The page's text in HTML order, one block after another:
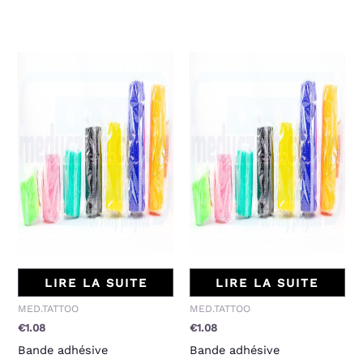
LIRE LA SUITE
MED.TATTOO
€1.08
Bande adhésive
LIRE LA SUITE
MED.TATTOO
€1.08
Bande adhésive